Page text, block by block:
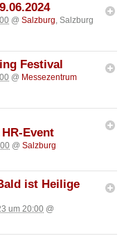
@ Salzburg, Salzburg
Festival
@ Messezentrum
Event
@ Salzburg
ist Heilige
um 20:00 @